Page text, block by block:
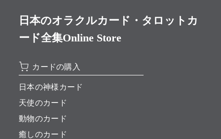
日本のオラクルカード・タロットカ
ード全集Online Store
カードの購入
日本の神様カード
天使のカード
動物のカード
癒しのカード